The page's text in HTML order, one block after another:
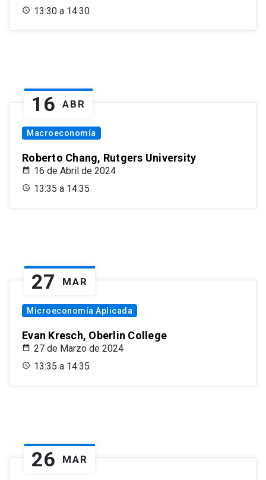
13:30 a 14:30
16 ABR
Macroeconomía
Roberto Chang, Rutgers University
16 de Abril de 2024
13:35 a 14:35
27 MAR
Microeconomía Aplicada
Evan Kresch, Oberlin College
27 de Marzo de 2024
13:35 a 14:35
26 MAR